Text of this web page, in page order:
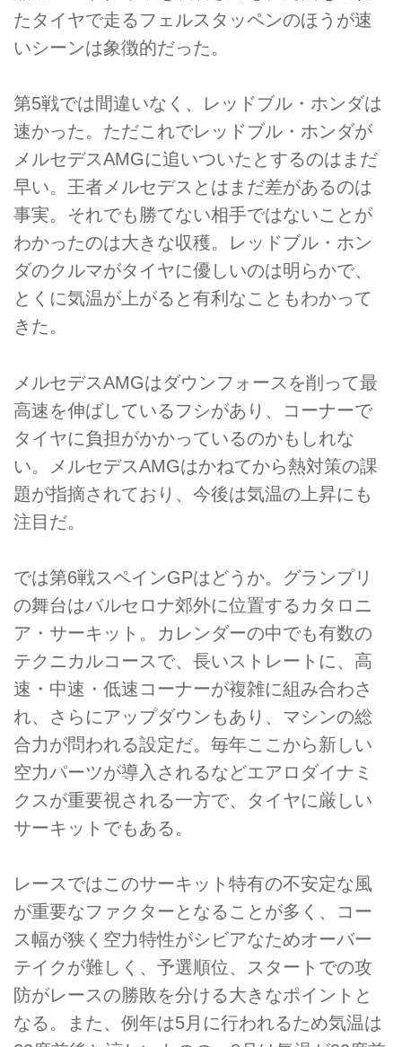
たタイヤで走るフェルスタッペンのほうが速
いシーンは象徴的だった。
第5戦では間違いなく、レッドブル・ホンダは
速かった。ただこれでレッドブル・ホンダが
メルセデスAMGに追いついたとするのはまだ
早い。王者メルセデスとはまだ差があるのは
事実。それでも勝てない相手ではないことが
わかったのは大きな収穫。レッドブル・ホン
ダのクルマがタイヤに優しいのは明らかで、
とくに気温が上がると有利なこともわかって
きた。
メルセデスAMGはダウンフォースを削って最
高速を伸ばしているフシがあり、コーナーで
タイヤに負担がかかっているのかもしれな
い。メルセデスAMGはかねてから熱対策の課
題が指摘されており、今後は気温の上昇にも
注目だ。
では第6戦スペインGPはどうか。グランプリ
の舞台はバルセロナ郊外に位置するカタロニ
ア・サーキット。カレンダーの中でも有数の
テクニカルコースで、長いストレートに、高
速・中速・低速コーナーが複雑に組み合わさ
れ、さらにアップダウンもあり、マシンの総
合力が問われる設定だ。毎年ここから新しい
空力パーツが導入されるなどエアロダイナミ
クスが重要視される一方で、タイヤに厳しい
サーキットでもある。
レースではこのサーキット特有の不安定な風
が重要なファクターとなることが多く、コー
ス幅が狭く空力特性がシビアなためオーバー
テイクが難しく、予選順位、スタートでの攻
防がレースの勝敗を分ける大きなポイントと
なる。また、例年は5月に行われるため気温は